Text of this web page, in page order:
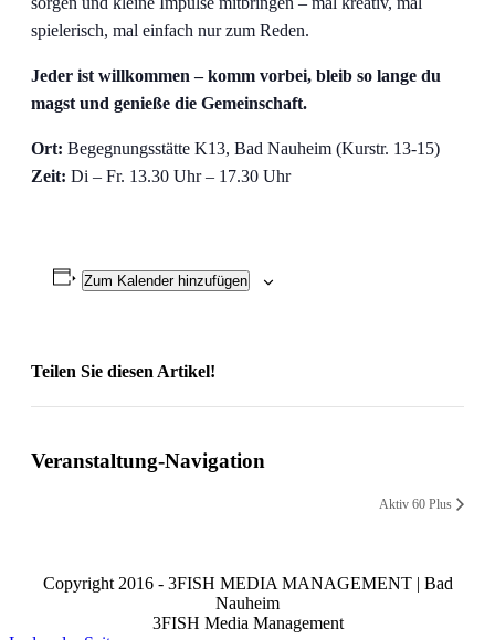
spielerisch, mal einfach nur zum Reden.
Jeder ist willkommen – komm vorbei, bleib so lange du
magst und genieße die Gemeinschaft.
Ort: Begegnungsstätte K13, Bad Nauheim (Kurstr. 13-15)
Zeit: Di – Fr. 13.30 Uhr – 17.30 Uhr
Zum Kalender hinzufügen
Teilen Sie diesen Artikel!
Veranstaltung-Navigation
Aktiv 60 Plus
Copyright 2016 - 3FISH MEDIA MANAGEMENT | Bad
Nauheim
3FISH Media Management